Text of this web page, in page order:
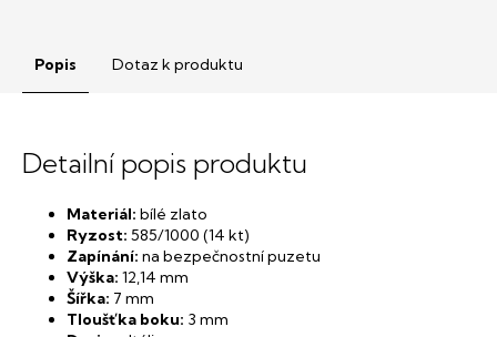
Popis Dotaz k produktu
Detailní popis produktu
Materiál: bílé zlato
Ryzost: 585/1000 (14 kt)
Zapínání: na bezpečnostní puzetu
Výška: 12,14 mm
Šířka: 7 mm
Tloušťka boku: 3 mm